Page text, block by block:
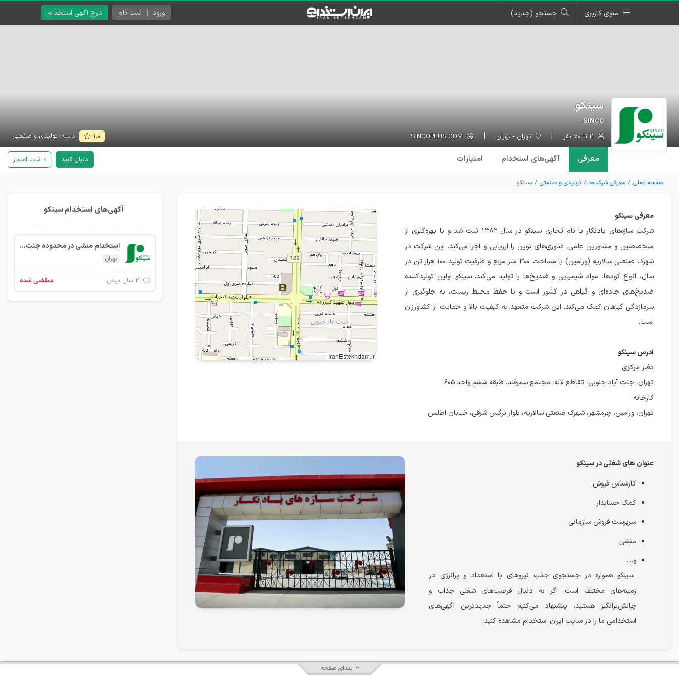
منوی کاربری جستجو (جدید) درج آگهی استخدام ورود ثبت نام
سینکو
SINCO
تهران - تهران ۱.۰ دسته: تولیدی و صنعتی
معرفی آگهی‌های استخدام امتیازات دنبال کنید ثبت امتیاز
صفحه اصلی معرفی شرکت‌ها تولیدی و صنعتی سینکو
معرفی سینکو
شرکت سازه‌های یادنگار با نام تجاری سینکو در سال ۱۳۸۲ ثبت شد و با بهره‌گیری از
متخصصین و مشاورین علمی، فناوری‌های نوین را ارزیابی و اجرا می‌کند. این شرکت در
شهرک صنعتی سالاریه (ورامین) با مساحت ۳۰۰ متر مربع و ظرفیت تولید ۱۰۰ هزار تن در
سال، انواع کودها، مواد شیمیایی و ضدیخ‌ها را تولید می‌کند. سینکو اولین تولیدکننده
ضدیخ‌های جاده‌ای و گیاهی در کشور است و با حفظ محیط زیست، به جلوگیری از
سرمازدگی گیاهان کمک می‌کند. این شرکت متعهد به کیفیت بالا و حمایت از کشاورزان
است.
آدرس سینکو
دفتر مرکزی
تهران، جنت آباد جنوبی، تقاطع لاله، مجتمع سمرقند، طبقه ششم واحد ۶۰۵
کارخانه
تهران، ورامین، چرمشهر، شهرک صنعتی سالاریه، بلوار نرگس شرقی، خیابان اطلس
IranEstekhdam.ir
عنوان های شغلی در سینکو
کارشناس فروش
کمک حسابدار
سرپرست فروش سازمانی
منشی
و....
سینکو همواره در جستجوی جذب نیروهای با استعداد و پرانرژی در
زمینه‌های مختلف است. اگر به دنبال فرصت‌های شغلی جذاب و
چالش‌برانگیز هستید، پیشنهاد می‌کنیم حتماً جدیدترین آگهی‌های
استخدامی ما را در سایت ایران استخدام مشاهده کنید.
آگهی‌های استخدام سینکو
استخدام منشی در محدوده جنت اباد
تهران
منقضی شده
ابتدای صفحه